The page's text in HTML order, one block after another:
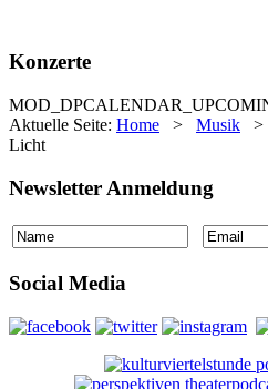
Konzerte
Aktuelle Seite: Home > Musik >
Licht
Newsletter Anmeldung
Social Media